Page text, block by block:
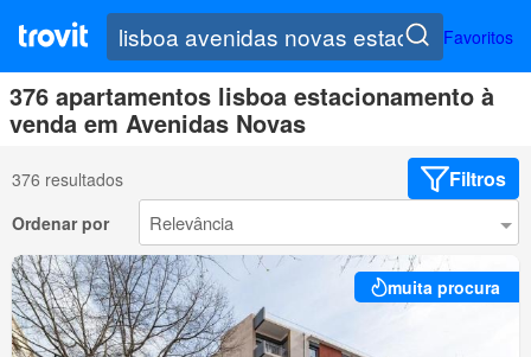
Favoritos
376 apartamentos lisboa estacionamento à
venda em Avenidas Novas
376 resultados Filtros
Ordenar por
muita procura